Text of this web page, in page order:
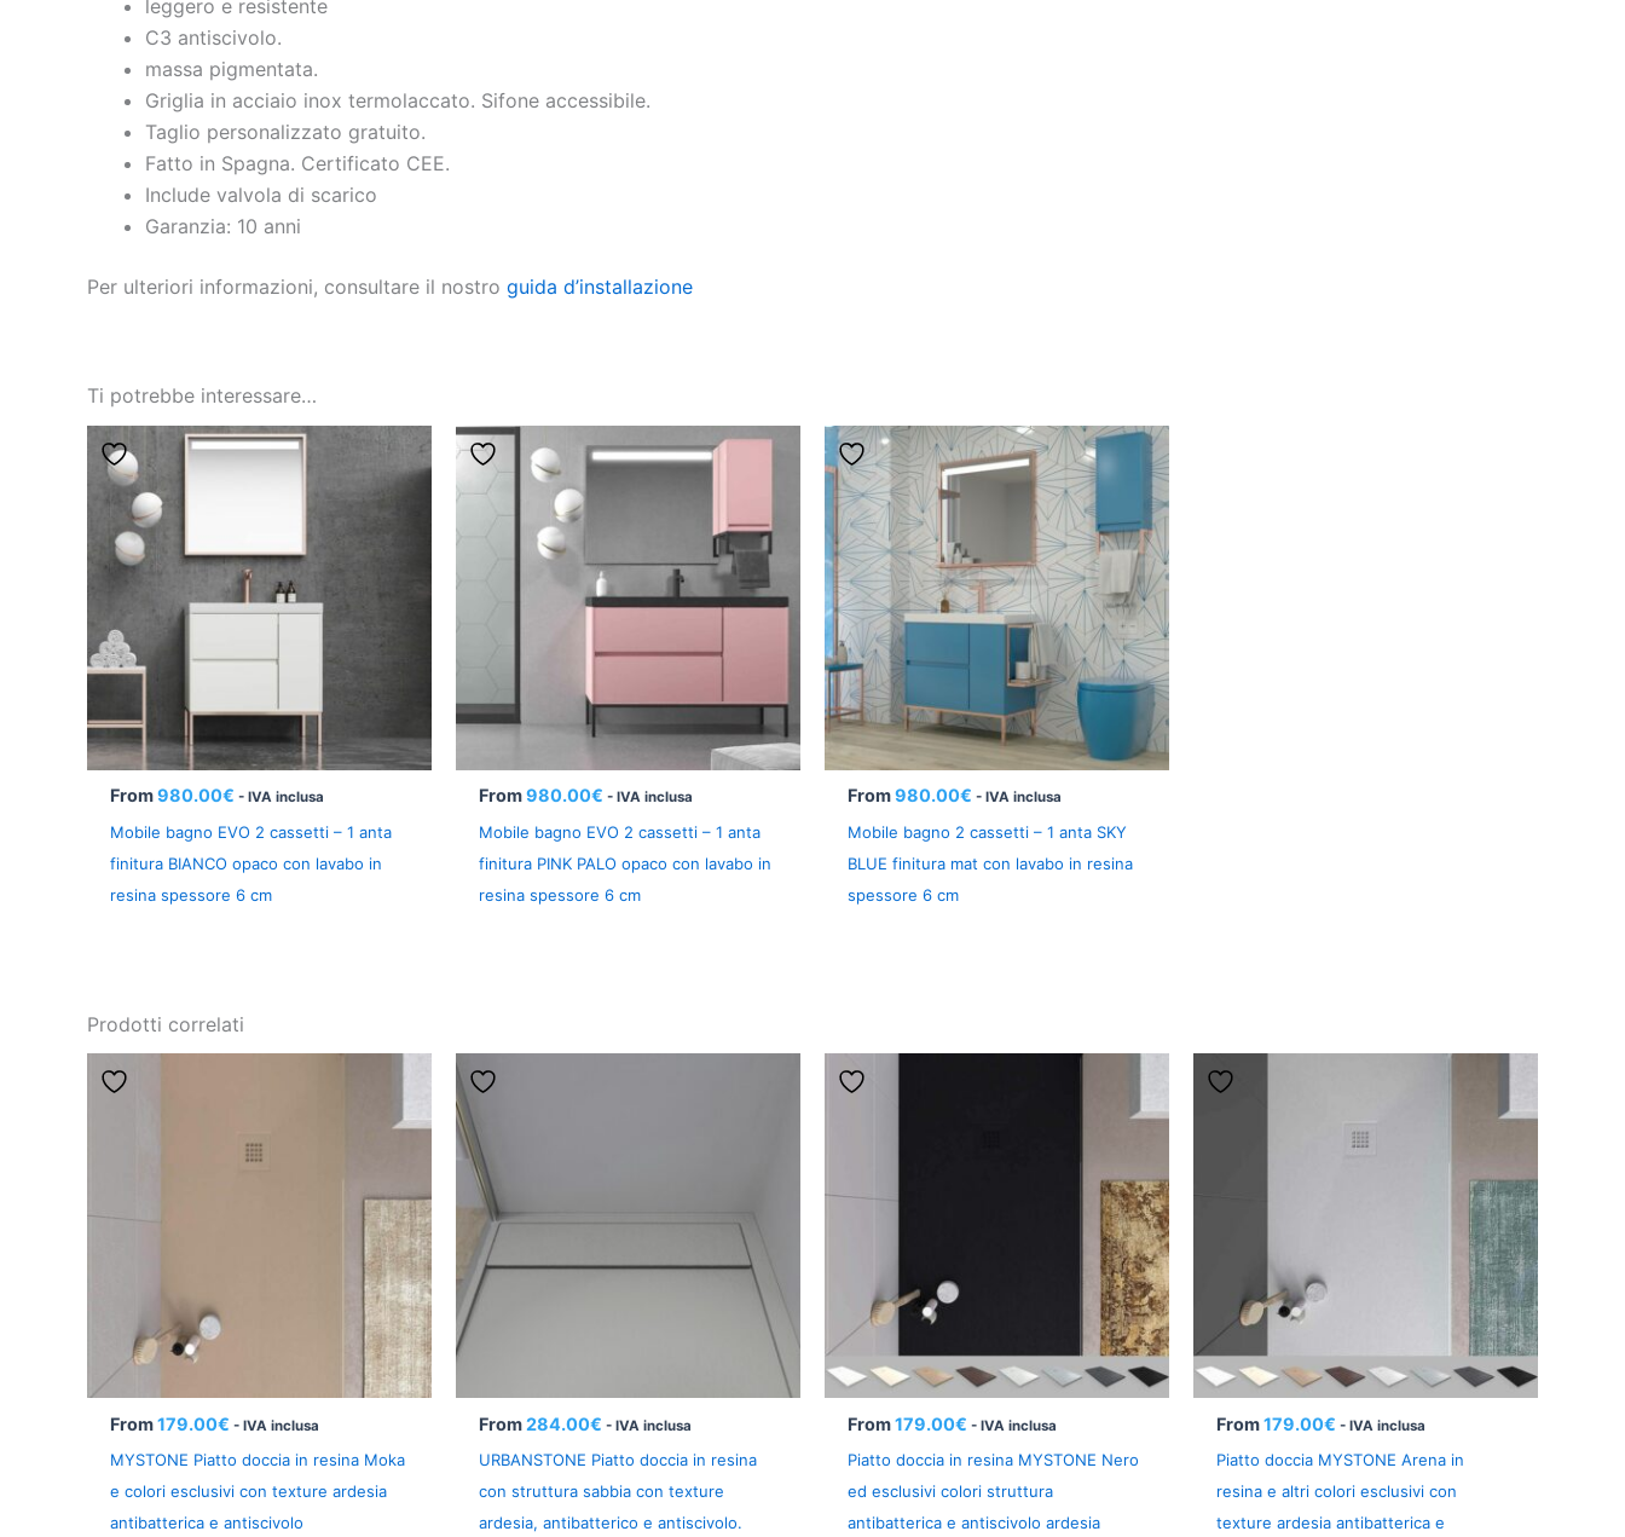
leggero e resistente
C3 antiscivolo.
massa pigmentata.
Griglia in acciaio inox termolaccato. Sifone accessibile.
Taglio personalizzato gratuito.
Fatto in Spagna. Certificato CEE.
Include valvola di scarico
Garanzia: 10 anni
Per ulteriori informazioni, consultare il nostro guida d’installazione
Ti potrebbe interessare…
From980.00€ - IVA inclusa
Mobile bagno EVO 2 cassetti – 1 anta
finitura BIANCO opaco con lavabo in
resina spessore 6 cm
From980.00€ - IVA inclusa
Mobile bagno EVO 2 cassetti – 1 anta
finitura PINK PALO opaco con lavabo in
resina spessore 6 cm
From980.00€ - IVA inclusa
Mobile bagno 2 cassetti – 1 anta SKY
BLUE finitura mat con lavabo in resina
spessore 6 cm
Prodotti correlati
From179.00€ - IVA inclusa
MYSTONE Piatto doccia in resina Moka
e colori esclusivi con texture ardesia
antibatterica e antiscivolo
From284.00€ - IVA inclusa
URBANSTONE Piatto doccia in resina
con struttura sabbia con texture
ardesia, antibatterico e antiscivolo.
From179.00€ - IVA inclusa
Piatto doccia in resina MYSTONE Nero
ed esclusivi colori struttura
antibatterica e antiscivolo ardesia
From179.00€ - IVA inclusa
Piatto doccia MYSTONE Arena in
resina e altri colori esclusivi con
texture ardesia antibatterica e